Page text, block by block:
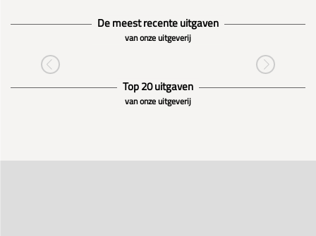
De meest recente uitgaven
van onze uitgeverij
Top 20 uitgaven
van onze uitgeverij